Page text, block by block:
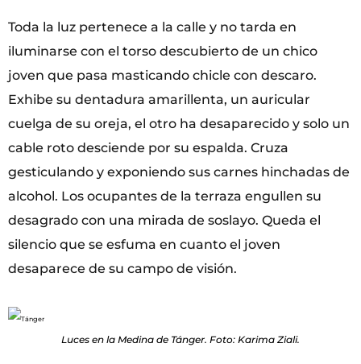
Toda la luz pertenece a la calle y no tarda en
iluminarse con el torso descubierto de un chico
joven que pasa masticando chicle con descaro.
Exhibe su dentadura amarillenta, un auricular
cuelga de su oreja, el otro ha desaparecido y solo un
cable roto desciende por su espalda. Cruza
gesticulando y exponiendo sus carnes hinchadas de
alcohol. Los ocupantes de la terraza engullen su
desagrado con una mirada de soslayo. Queda el
silencio que se esfuma en cuanto el joven
desaparece de su campo de visión.
Luces en la Medina de Tánger. Foto: Karima Ziali.